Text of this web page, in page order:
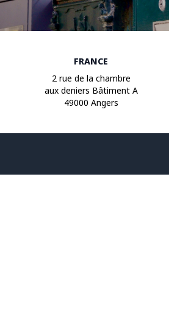
FRANCE
2 rue de la chambre
aux deniers Bâtiment A
49000 Angers